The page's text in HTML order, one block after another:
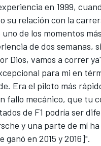
en 1999,
su relación con la
de los momentos
de dos semanas,
Dios, vamos a correr
para mi en
Era el piloto más
fallo mecánico, que tu
de F1 podría ser
y una parte de mí
en 2015 y 2016]".